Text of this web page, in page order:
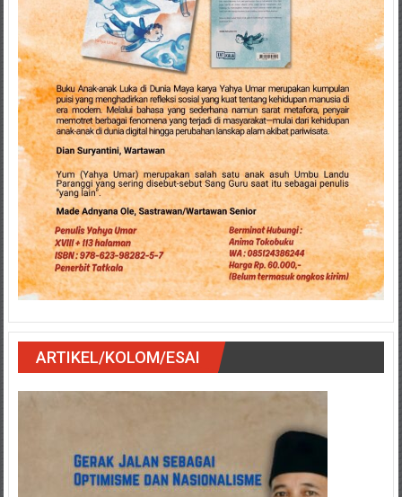
ARTIKEL/KOLOM/ESAI